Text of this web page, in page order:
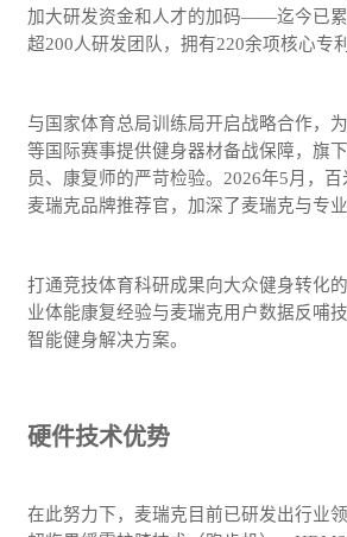
加大研发资金和人才的加码——迄今已
超200人研发团队，拥有220余项核心专利
与国家体育总局训练局开启战略合作，
等国际赛事提供健身器材备战保障，旗
员、康复师的严苛检验。2026年5月，
麦瑞克品牌推荐官，加深了麦瑞克与专
打通竞技体育科研成果向大众健身转化
业体能康复经验与麦瑞克用户数据反哺
智能健身解决方案。
硬件技术优势
在此努力下，麦瑞克目前已研发出行业